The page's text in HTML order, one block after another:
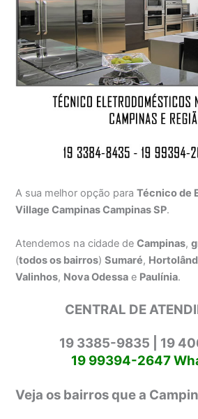
A sua melhor opção paraTécnico de
Village Campinas Campinas SP.
Atendemos na cidade deCampinas,
(todos os bairros)Sumaré,
Valinhos, Nova Odessa e Paulínia.
CENTRAL DE
19 3385-9835 | 19
19 99394-2647
Veja os bairros que a